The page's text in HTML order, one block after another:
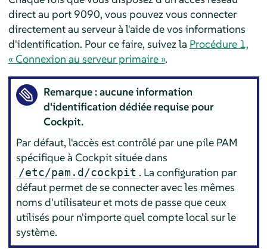
direct au port 9090, vous pouvez vous connecter
directement au serveur à l'aide de vos informations
d'identification. Pour ce faire, suivez la Procédure 1,
« Connexion au serveur primaire ».
Remarque : aucune information
d'identification dédiée requise pour
Cockpit.
Par défaut, l'accès est contrôlé par une pile PAM
spécifique à Cockpit située dans
/etc/pam.d/cockpit . La configuration par
défaut permet de se connecter avec les mêmes
noms d'utilisateur et mots de passe que ceux
utilisés pour n'importe quel compte local sur le
système.